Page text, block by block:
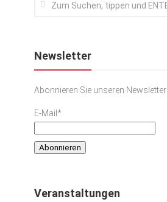
Newsletter
Abonnieren Sie unseren Newsletter
E-Mail*
Veranstaltungen